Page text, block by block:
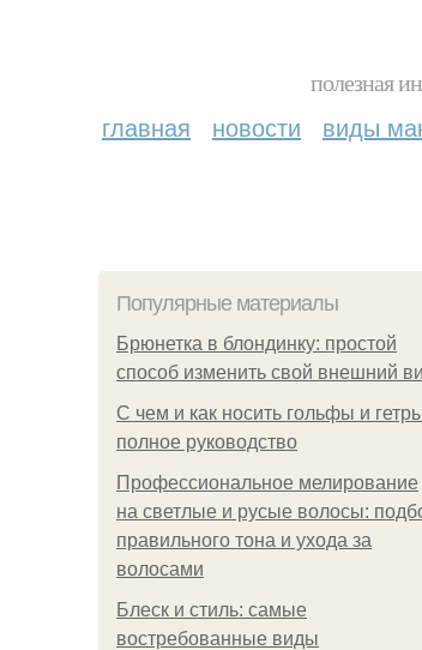
полезная
главная новости виды
Популярные материалы
Брюнетка в блондинку: простой
способ изменить свой внешний
С чем и как носить гольфы и
полное руководство
Профессиональное мелирование
на светлые и русые волосы:
правильного тона и ухода за
волосами
Блеск и стиль: самые
востребованные виды